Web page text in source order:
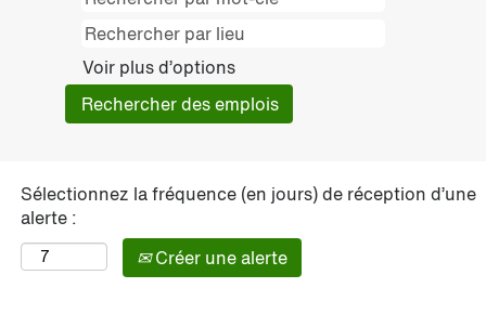
Voir plus d’options
Sélectionnez la fréquence (en jours) de réception d’une
alerte :
Créer une alerte